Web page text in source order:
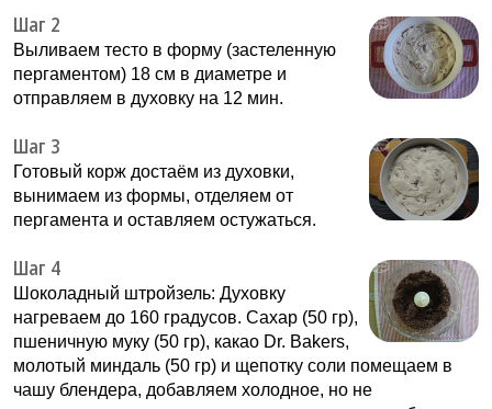
Шаг 2
Выливаем тесто в форму (застеленную
пергаментом) 18 см в диаметре и
отправляем в духовку на 12 мин.
Шаг 3
Готовый корж достаём из духовки,
вынимаем из формы, отделяем от
пергамента и оставляем остужаться.
Шаг 4
Шоколадный штройзель: Духовку
нагреваем до 160 градусов. Сахар (50 гр),
пшеничную муку (50 гр), какао Dr. Bakers,
молотый миндаль (50 гр) и щепотку соли помещаем в
чашу блендера, добавляем холодное, но не